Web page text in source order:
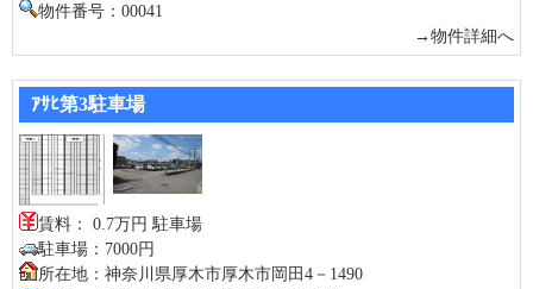
物件番号：00041
→物件詳細へ
ｱｻﾋ第3駐車場
賃料： 0.7万円 駐車場
駐車場：7000円
所在地：神奈川県厚木市厚木市岡田4－1490